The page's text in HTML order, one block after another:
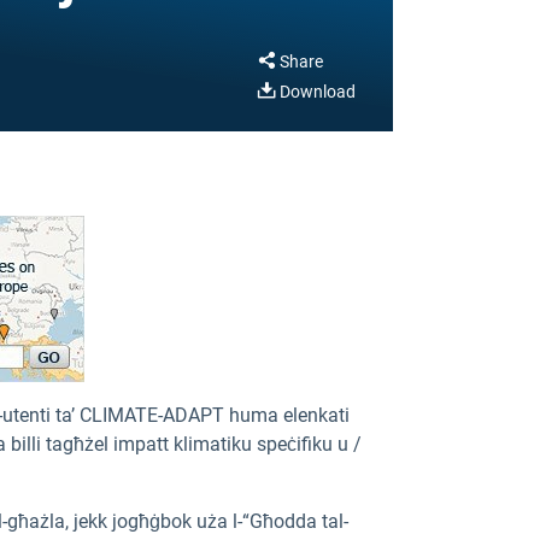
Share
Download
ta’ CLIMATE-ADAPT huma elenkati
billi tagħżel impatt klimatiku speċifiku u /
jekk jogħġbok uża l-“Għodda tal-